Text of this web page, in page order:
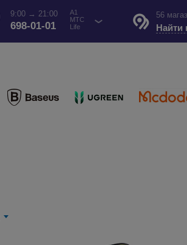
56
Найти
9:00 → 21:00
698-01-01
A1
МТС
Life